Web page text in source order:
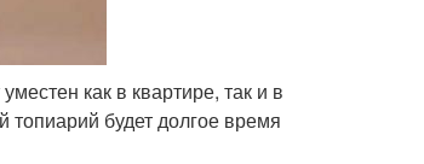
как в квартире, так и в
будет долгое время